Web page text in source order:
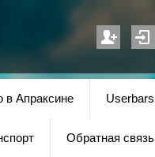
в Апраксине Userbars
Обратная связь